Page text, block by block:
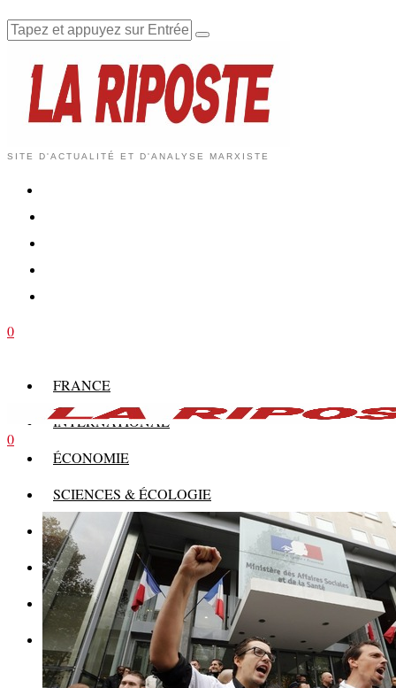
SITE D'ACTUALITÉ ET D'ANALYSE MARXISTE
0
FRANCE
INTERNATIONAL
ÉCONOMIE
SCIENCES & ÉCOLOGIE
HISTOIRE
THÉORIE
CULTURE
MULTIMÉDIAS
0